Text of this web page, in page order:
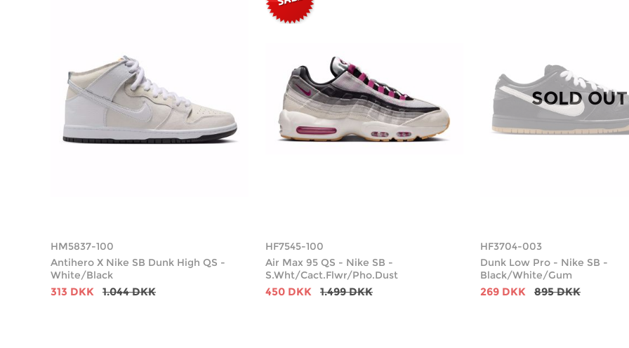
HM5837-100
Antihero X Nike SB Dunk High QS -
White/Black
313 DKK 1.044 DKK
HF7545-100
Air Max 95 QS - Nike SB -
S.Wht/Cact.Flwr/Pho.Dust
450 DKK 1.499 DKK
SOLD OUT
HF3704-003
Dunk Low Pro - Nike SB -
Black/White/Gum
269 DKK 895 DKK